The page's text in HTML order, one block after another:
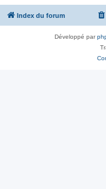
Index du forum
Développé par